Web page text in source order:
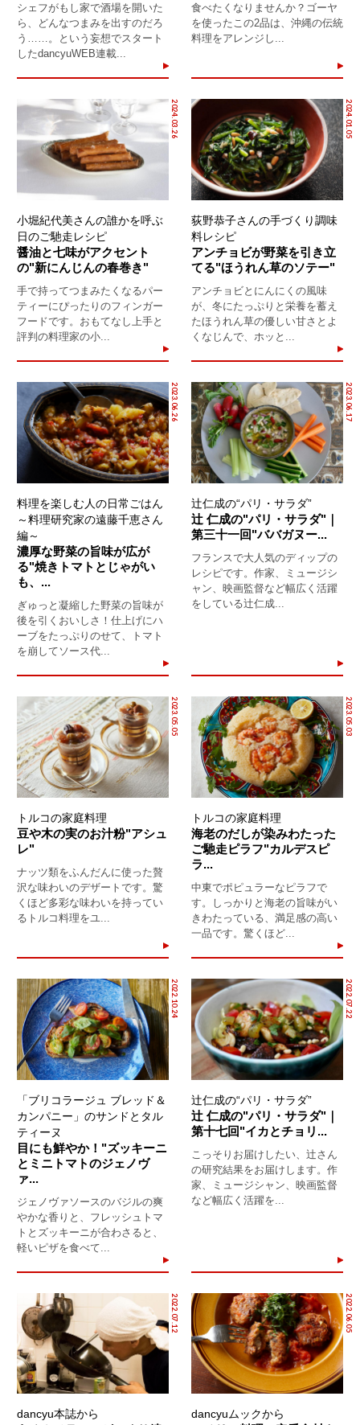
シェフがもし家で酒場を開いた
ら、どんなつまみを出すのだろ
う……。という妄想でスタート
したdancyuWEB連載...
食べたくなりませんか？ゴーヤ
を使ったこの2品は、沖縄の伝統
料理をアレンジし...
2024.03.26
小堀紀代美さんの誰かを呼ぶ
日のご馳走レシピ
醤油と七味がアクセント
の"新にんじんの春巻き"
手で持ってつまみたくなるパー
ティーにぴったりのフィンガー
フードです。おもてなし上手と
評判の料理家の小...
2024.01.05
荻野恭子さんの手づくり調味
料レシピ
アンチョビが野菜を引き立
てる"ほうれん草のソテー"
アンチョビとにんにくの風味
が、冬にたっぷりと栄養を蓄え
たほうれん草の優しい甘さとよ
くなじんで、ホッと...
2023.06.26
料理を楽しむ人の日常ごはん
～料理研究家の遠藤千恵さん
編～
濃厚な野菜の旨味が広が
る"焼きトマトとじゃがい
も、...
ぎゅっと凝縮した野菜の旨味が
後を引くおいしさ！仕上げにハ
ーブをたっぷりのせて、トマト
を崩してソース代...
2023.06.17
辻仁成の“パリ・サラダ”
辻 仁成の"パリ・サラダ"｜
第三十一回"ババガヌー...
フランスで大人気のディップの
レシピです。作家、ミュージシ
ャン、映画監督など幅広く活躍
をしている辻仁成...
2023.05.05
トルコの家庭料理
豆や木の実のお汁粉"アシュ
レ"
ナッツ類をふんだんに使った贅
沢な味わいのデザートです。驚
くほど多彩な味わいを持ってい
るトルコ料理をユ...
2023.05.03
トルコの家庭料理
海老のだしが染みわたった
ご馳走ピラフ"カルデスピ
ラ...
中東でポピュラーなピラフで
す。しっかりと海老の旨味がい
きわたっている、満足感の高い
一品です。驚くほど...
2022.10.24
「ブリコラージュ ブレッド＆
カンパニー」のサンドとタル
ティーヌ
目にも鮮やか！"ズッキーニ
とミニトマトのジェノヴ
ァ...
ジェノヴァソースのバジルの爽
やかな香りと、フレッシュトマ
トとズッキーニが合わさると、
軽いピザを食べて...
2022.07.22
辻仁成の“パリ・サラダ”
辻 仁成の"パリ・サラダ"｜
第十七回"イカとチョリ...
こっそりお届けしたい、辻さん
の研究結果をお届けします。作
家、ミュージシャン、映画監督
など幅広く活躍を...
2022.07.12
dancyu本誌から
2022.06.05
dancyuムックから